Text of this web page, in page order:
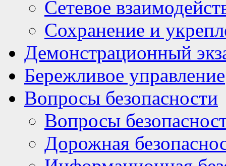
Сетевое
Сохранение и
Демонстрационный
Бережливое управление
Вопросы безопасности
Вопросы
Дорожная